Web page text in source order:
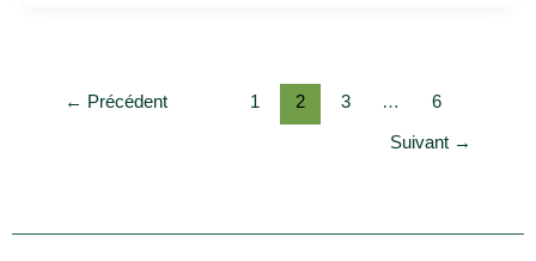
← Précédent 1 2 3 … 6
Suivant →